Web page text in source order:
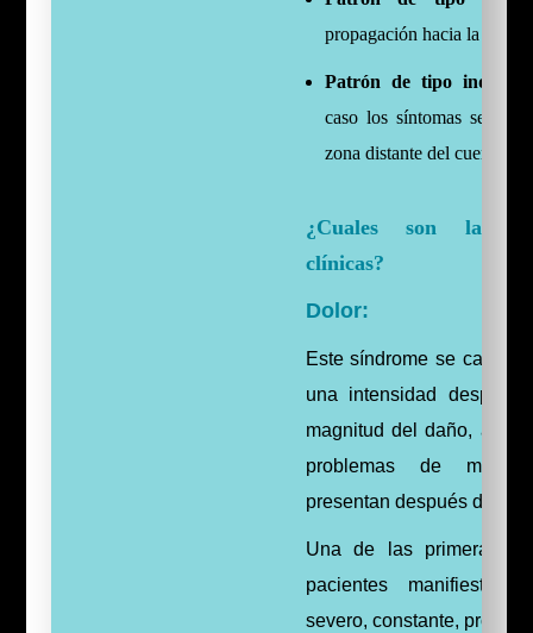
propagación hacia la
Patrón de tipo
caso los síntomas se
zona distante del cuerpo.
¿Cuales son las
clínicas?
Dolor:
Este síndrome se
una intensidad
magnitud del daño,
problemas de
presentan después de
Una de las primeras
pacientes
severo, constante,